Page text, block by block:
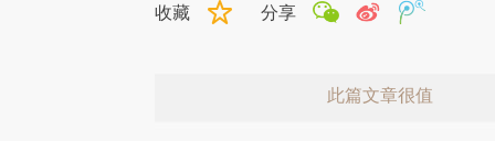
收藏 分享
此篇文章很值